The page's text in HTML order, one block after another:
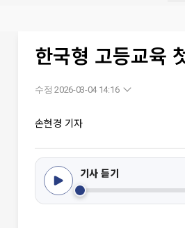
한국형 고등교육
수정 2026-03-04 14:16
손현경 기자
기사 듣기